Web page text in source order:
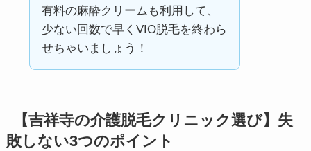
有料の麻酔クリームも利用して、
少ない回数で早くVIO脱毛を終わら
せちゃいましょう！
【吉祥寺の介護脱毛クリニック選び】失
敗しない3つのポイント